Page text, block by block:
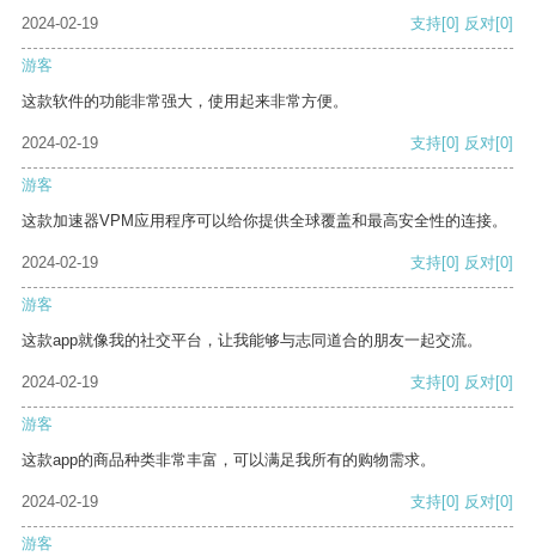
2024-02-19
支持[0] 反对[0]
游客
这款软件的功能非常强大，使用起来非常方便。
2024-02-19 支持[0] 反对[0]
游客
这款加速器VPM应用程序可以给你提供全球覆盖和最高安全性的连接。
2024-02-19 支持[0] 反对[0]
游客
这款app就像我的社交平台，让我能够与志同道合的朋友一起交流。
2024-02-19 支持[0] 反对[0]
游客
这款app的商品种类非常丰富，可以满足我所有的购物需求。
2024-02-19 支持[0] 反对[0]
游客